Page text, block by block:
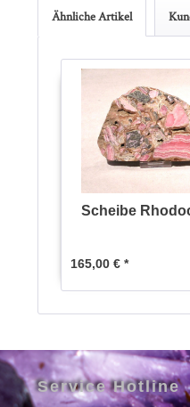
Ähnliche Artikel
Scheibe
165,00 € *
Service Hotline